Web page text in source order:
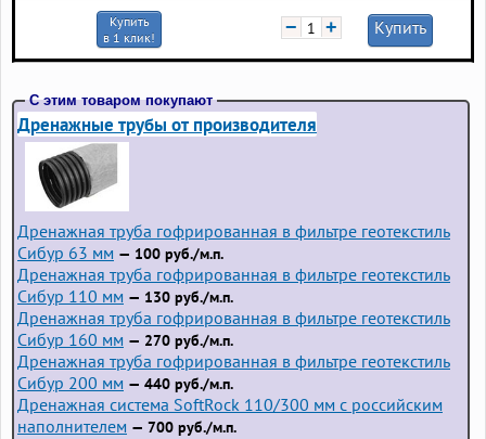
Купить
в 1 клик!
− + Купить
С этим товаром покупают
Дренажные трубы от производителя
Дренажная труба гофрированная в фильтре геотекстиль
Сибур 63 мм — 100 руб./м.п.
Дренажная труба гофрированная в фильтре геотекстиль
Сибур 110 мм — 130 руб./м.п.
Дренажная труба гофрированная в фильтре геотекстиль
Сибур 160 мм — 270 руб./м.п.
Дренажная труба гофрированная в фильтре геотекстиль
Сибур 200 мм — 440 руб./м.п.
Дренажная система SoftRock 110/300 мм с российским
наполнителем — 700 руб./м.п.